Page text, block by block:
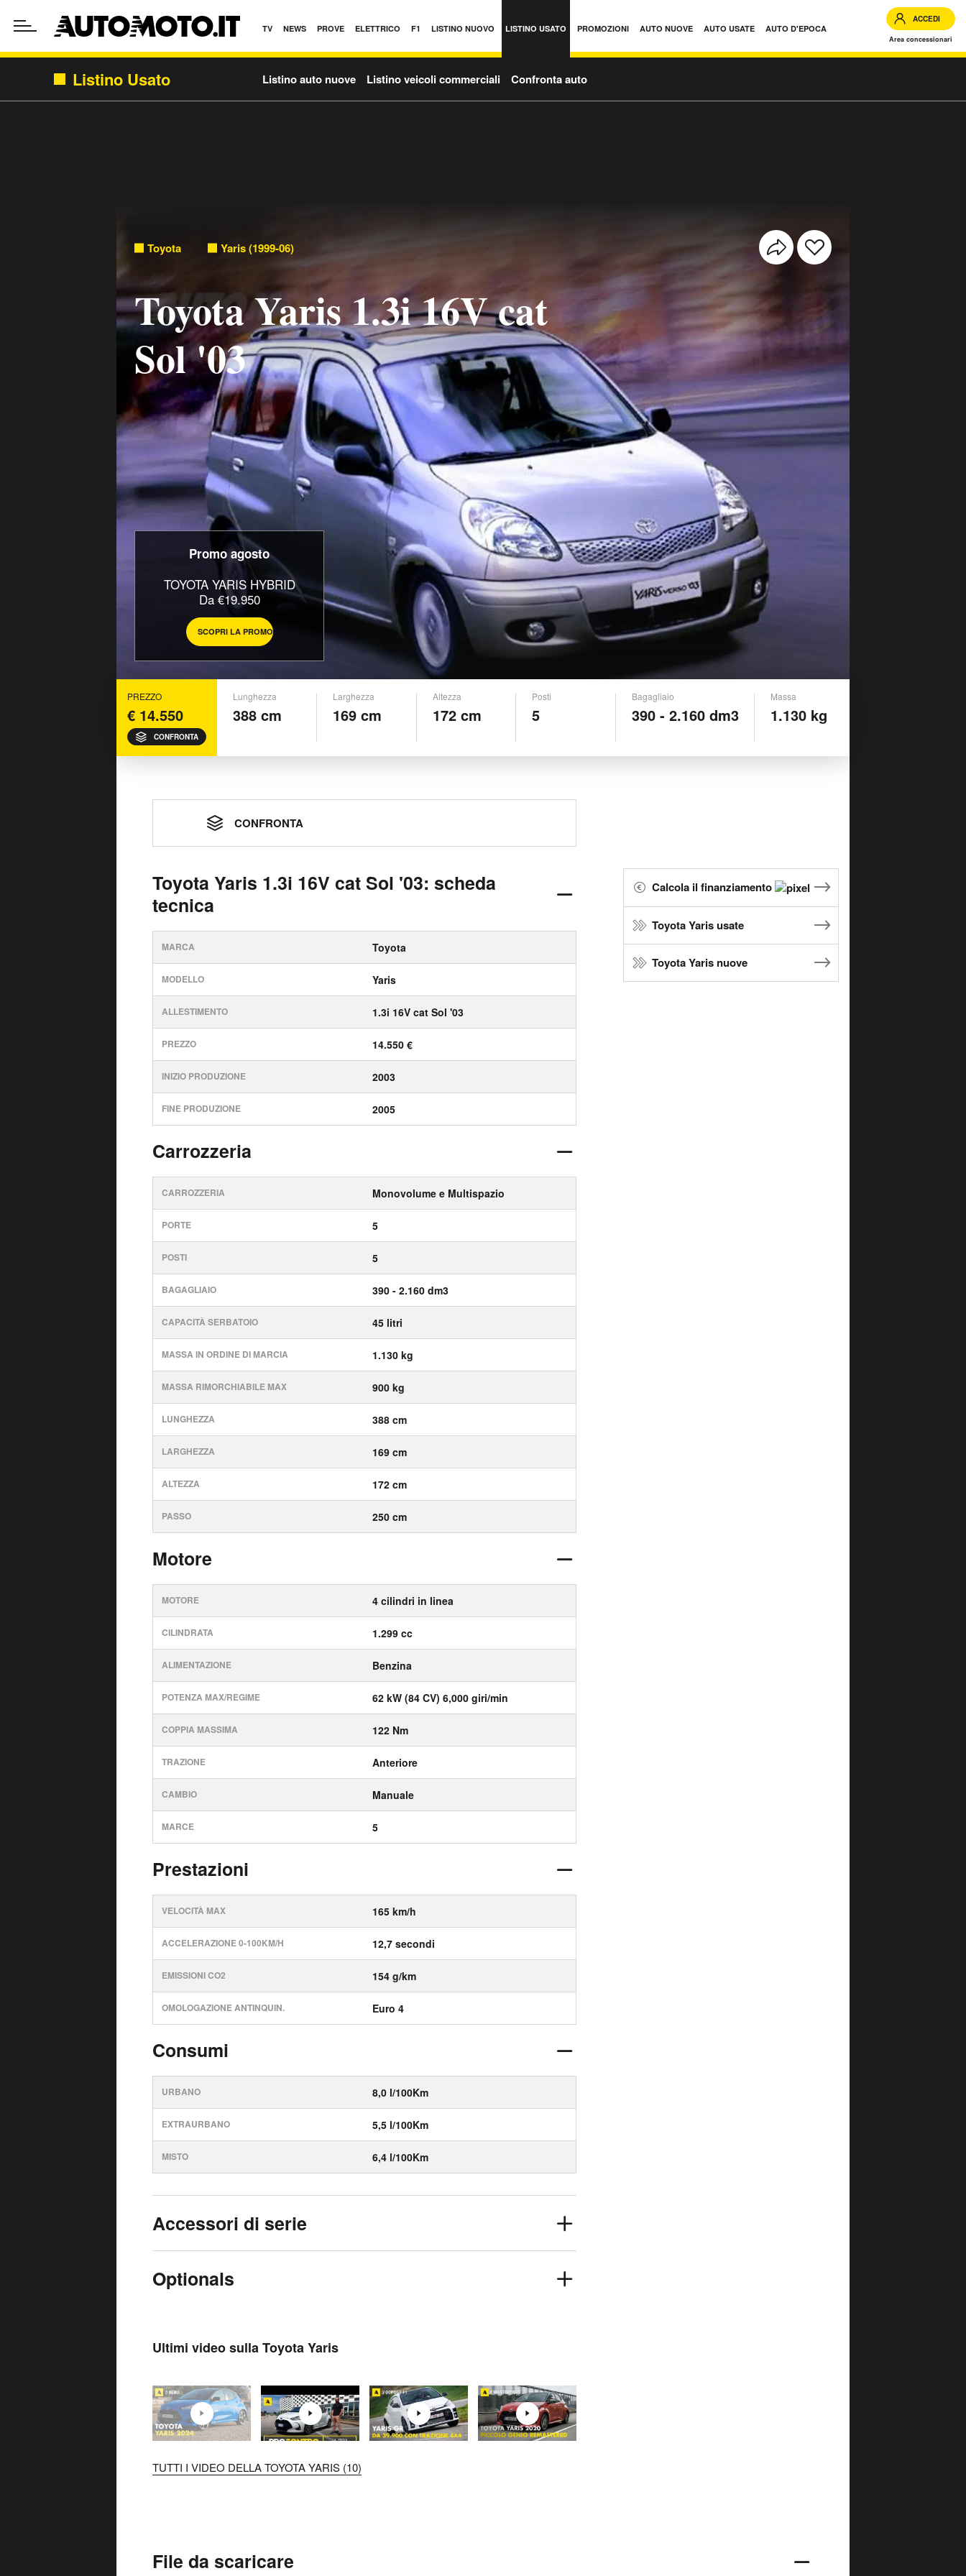
TV NEWS PROVE ELETTRICO F1 LISTINO NUOVO LISTINO USATO PROMOZIONI AUTO NUOVE AUTO USATE AUTO D'EPOCA
ACCEDI
Area concessionari
Listino Usato Listino auto nuove Listino veicoli commerciali Confronta auto
Toyota Yaris (1999-06)
Toyota Yaris 1.3i 16V cat
Sol '03
Promo agosto
TOYOTA YARIS HYBRID
Da €19.950
SCOPRI LA PROMO
PREZZO
€ 14.550
CONFRONTA
Lunghezza
388 cm
Larghezza
169 cm
Altezza
172 cm
Posti
5
Bagagliaio
390 - 2.160 dm3
Massa
1.130 kg
CONFRONTA
Toyota Yaris 1.3i 16V cat Sol '03: scheda
tecnica
MARCA Toyota
MODELLO Yaris
ALLESTIMENTO 1.3i 16V cat Sol '03
PREZZO 14.550 €
INIZIO PRODUZIONE 2003
FINE PRODUZIONE 2005
Carrozzeria
CARROZZERIA Monovolume e Multispazio
PORTE 5
POSTI 5
BAGAGLIAIO 390 - 2.160 dm3
CAPACITÀ SERBATOIO 45 litri
MASSA IN ORDINE DI MARCIA 1.130 kg
MASSA RIMORCHIABILE MAX 900 kg
LUNGHEZZA 388 cm
LARGHEZZA 169 cm
ALTEZZA 172 cm
PASSO 250 cm
Motore
MOTORE 4 cilindri in linea
CILINDRATA 1.299 cc
ALIMENTAZIONE Benzina
POTENZA MAX/REGIME 62 kW (84 CV) 6,000 giri/min
COPPIA MASSIMA 122 Nm
TRAZIONE Anteriore
CAMBIO Manuale
MARCE 5
Prestazioni
VELOCITÀ MAX 165 km/h
ACCELERAZIONE 0-100KM/H 12,7 secondi
EMISSIONI CO2 154 g/km
OMOLOGAZIONE ANTINQUIN. Euro 4
Consumi
URBANO 8,0 l/100Km
EXTRAURBANO 5,5 l/100Km
MISTO 6,4 l/100Km
Accessori di serie
Optionals
Ultimi video sulla Toyota Yaris
TUTTI I VIDEO DELLA TOYOTA YARIS (10)
Calcola il finanziamento
Toyota Yaris usate
Toyota Yaris nuove
File da scaricare